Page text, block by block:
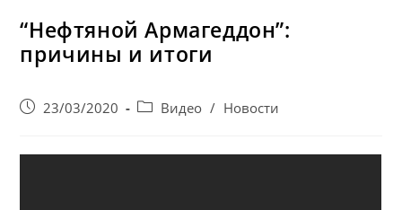
“Нефтяной Армагеддон”:
причины и итоги
Запись23/03/2020
PostВидео / Новости